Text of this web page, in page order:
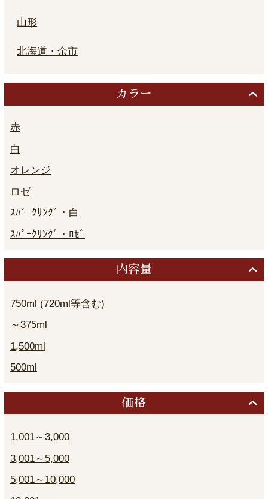
山形
北海道・余市
カラー
赤
白
オレンジ
ロゼ
ｽﾊﾟｰｸﾘﾝｸﾞ・白
ｽﾊﾟｰｸﾘﾝｸﾞ・ﾛｾﾞ
内容量
750ml (720ml等含む)
～375ml
1,500ml
500ml
価格
1,001～3,000
3,001～5,000
5,001～10,000